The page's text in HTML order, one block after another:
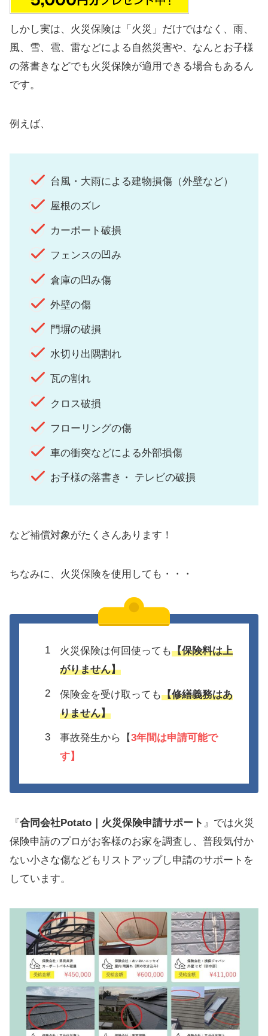
しかし実は、火災保険は「火災」だけではなく、雨、
風、雪、雹、雷などによる自然災害や、なんとお子様
の落書きなどでも火災保険が適用できる場合もあるん
です。
例えば、
台風・大雨による建物損傷（外壁など）
屋根のズレ
カーポート破損
フェンスの凹み
倉庫の凹み傷
外壁の傷
門塀の破損
水切り出隅割れ
瓦の割れ
クロス破損
フローリングの傷
車の衝突などによる外部損傷
お子様の落書き・ テレビの破損
など補償対象がたくさんあります！
ちなみに、火災保険を使用しても・・・
火災保険は何回使っても【保険料は上
がりません】
保険金を受け取っても【修繕義務はあ
りません】
事故発生から【3年間は申請可能で
す】
『 合同会社Potato｜火災保険申請サポート 』では火災
保険申請のプロがお客様のお家を調査し、普段気付か
ない小さな傷などもリストアップし申請のサポートを
しています。